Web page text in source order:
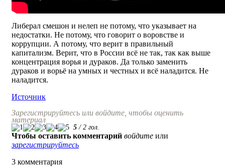
Либерал смешон и нелеп не потому, что указывает на
недостатки. Не потому, что говорит о воровстве и
коррупции. А потому, что верит в правильный
капитализм. Верит, что в России всё не так, так как выше
концентрация ворья и дураков. Да только заменить
дураков и ворьё на умных и честных и всё наладится. Не
наладится.
Источник
Зарегистрируйтесь или войдите, чтобы оценить
материал
5 / 2 гол.
Чтобы оставить комментарий войдите или
зарегистрируйтесь
3 комментария